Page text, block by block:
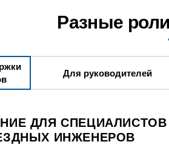
Разные
Для руководителей
ДЛЯ СПЕЦИАЛИСТОВ
ИНЖЕНЕРОВ